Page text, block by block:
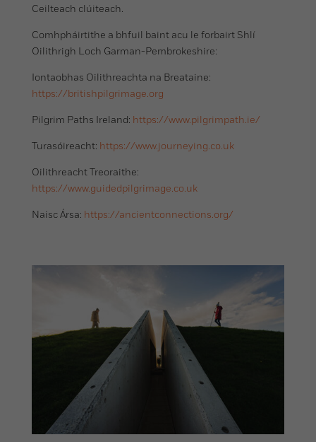
Ceilteach clúiteach.
Comhpháirtithe a bhfuil baint acu le forbairt Shlí
Oilithrigh Loch Garman-Pembrokeshire:
Iontaobhas Oilithreachta na Breataine:
https://britishpilgrimage.org
Pilgrim Paths Ireland: https://www.pilgrimpath.ie/
Turasóireacht: https://www.journeying.co.uk
Oilithreacht Treoraithe:
https://www.guidedpilgrimage.co.uk
Naisc Ársa: https://ancientconnections.org/